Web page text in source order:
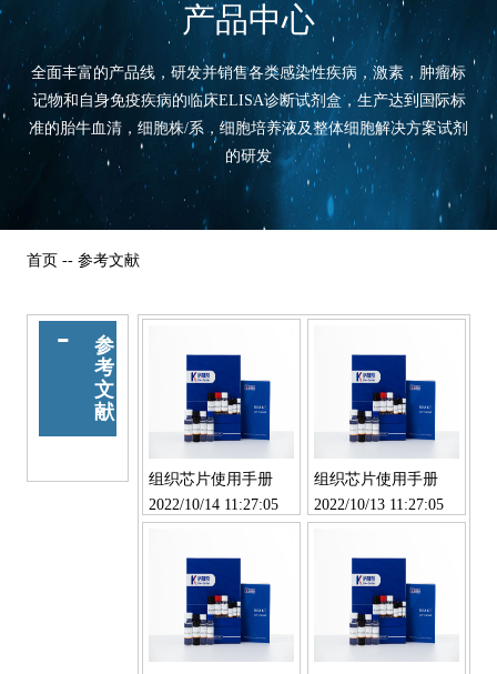
产品中心
全面丰富的产品线，研发并销售各类感染性疾病，激素，肿瘤标
记物和自身免疫疾病的临床ELISA诊断试剂盒，生产达到国际标
准的胎牛血清，细胞株/系，细胞培养液及整体细胞解决方案试剂
的研发
首页 -- 参考文献
参
考
文
献
组织芯片使用手册
2022/10/14 11:27:05
组织芯片使用手册
2022/10/13 11:27:05